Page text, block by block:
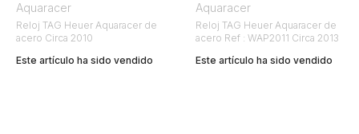
Aquaracer
Reloj TAG Heuer Aquaracer de
acero Circa 2010
Este artículo ha sido vendido
Aquaracer
Reloj TAG Heuer Aquaracer de
acero Ref : WAP2011 Circa 2013
Este artículo ha sido vendido